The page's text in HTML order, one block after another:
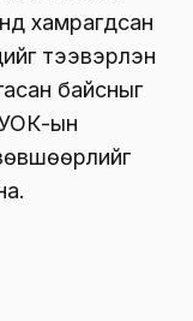
хамрагдсан
тээвэрлэн
байсныг
УОК-ын